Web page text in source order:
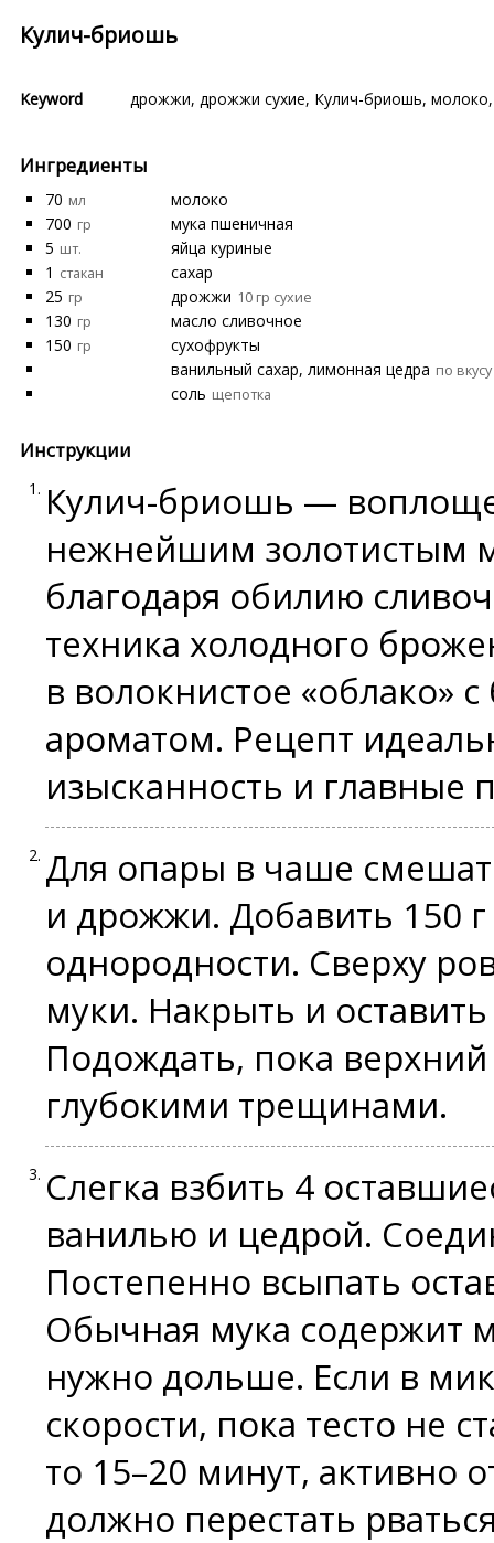
Кулич-бриошь
Keyword дрожжи, дрожжи сухие, Кулич-бриошь, молоко
Ингредиенты
70 мл
молоко
700 гр
мука пшеничная
5 шт.
яйца куриные
1 стакан
сахар
25 гр дрожжи 10 гр сухие
130 гр
масло сливочное
150 гр
сухофрукты
ванильный сахар, лимонная цедра по вкусу
соль щепотка
Инструкции
Кулич-бриошь —
нежнейшим золотистым
благодаря обилию
техника холодного
в волокнистое «облако»
ароматом. Рецепт
изысканность и главные
Для опары в чаше
и дрожжи. Добавить 150
однородности. Сверху
муки. Накрыть и
Подождать, пока
глубокими трещинами.
Слегка взбить 4
ванилью и цедрой.
Постепенно всыпать
Обычная мука содержит
нужно дольше. Если в
скорости, пока тесто не
то 15–20 минут, активно
должно перестать